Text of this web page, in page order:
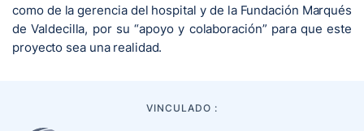
como de la gerencia del hospital y de la Fundación Marqués
de Valdecilla, por su “apoyo y colaboración” para que este
proyecto sea una realidad.
VINCULADO :